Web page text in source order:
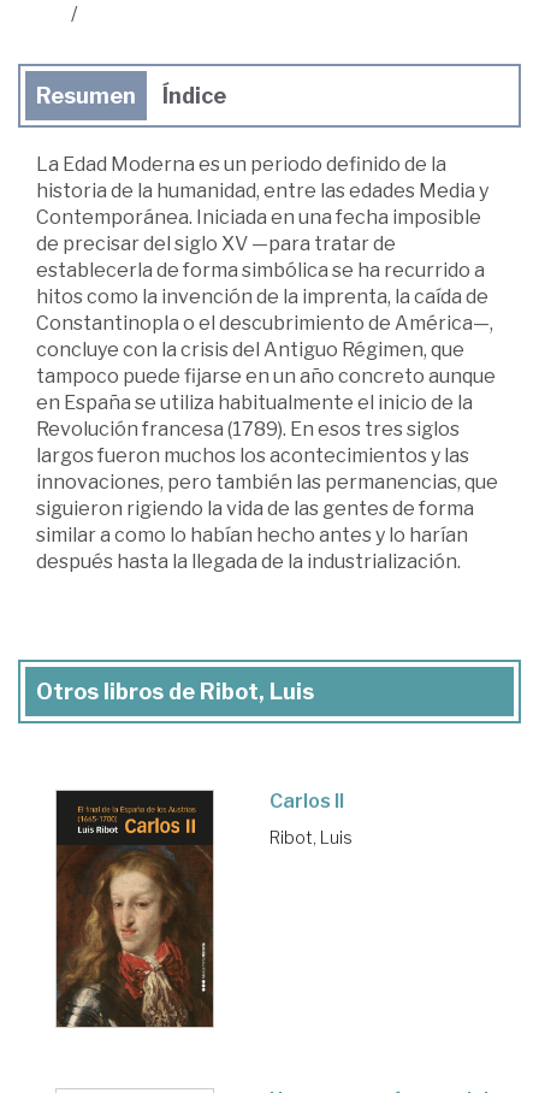
/
Resumen Índice
La Edad Moderna es un periodo definido de la
historia de la humanidad, entre las edades Media y
Contemporánea. Iniciada en una fecha imposible
de precisar del siglo XV —para tratar de
establecerla de forma simbólica se ha recurrido a
hitos como la invención de la imprenta, la caída de
Constantinopla o el descubrimiento de América—,
concluye con la crisis del Antiguo Régimen, que
tampoco puede fijarse en un año concreto aunque
en España se utiliza habitualmente el inicio de la
Revolución francesa (1789). En esos tres siglos
largos fueron muchos los acontecimientos y las
innovaciones, pero también las permanencias, que
siguieron rigiendo la vida de las gentes de forma
similar a como lo habían hecho antes y lo harían
después hasta la llegada de la industrialización.
Otros libros de Ribot, Luis
Carlos II
Ribot, Luis